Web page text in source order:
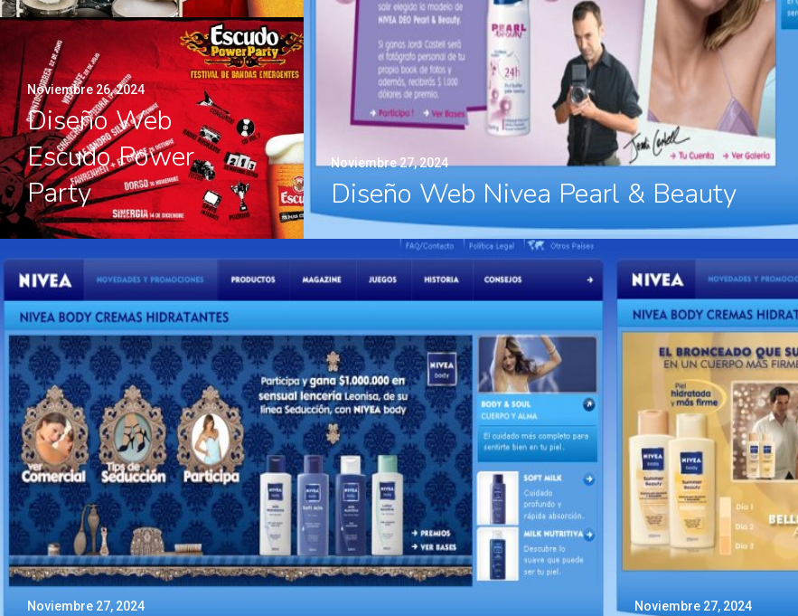
Noviembre 27, 2024
Diseño Web Nivea Pearl & Beauty
Noviembre 27, 2024 Noviembre 27, 2024
Noviembre 26, 2024
Diseño Web
Escudo Power
Party